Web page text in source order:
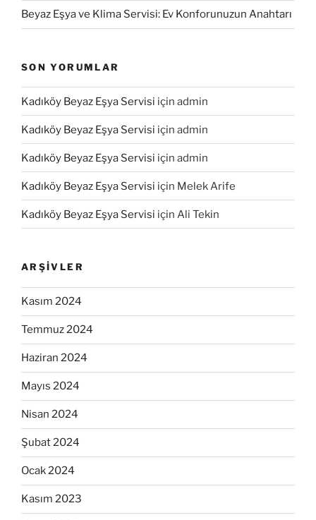
Beyaz Eşya ve Klima Servisi: Ev Konforunuzun Anahtarı
SON YORUMLAR
Kadıköy Beyaz Eşya Servisi için admin
Kadıköy Beyaz Eşya Servisi için admin
Kadıköy Beyaz Eşya Servisi için admin
Kadıköy Beyaz Eşya Servisi için Melek Arife
Kadıköy Beyaz Eşya Servisi için Ali Tekin
ARŞIVLER
Kasım 2024
Temmuz 2024
Haziran 2024
Mayıs 2024
Nisan 2024
Şubat 2024
Ocak 2024
Kasım 2023